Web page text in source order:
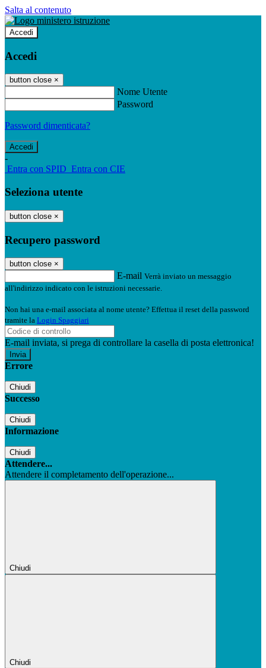
Salta al contenuto
Accedi
Accedi
button close ×
Nome Utente
Password
Password dimenticata?
-
Entra con SPID Entra con CIE
Seleziona utente
button close ×
Recupero password
button close ×
E-mail Verrà inviato un messaggio
all'indirizzo indicato con le istruzioni necessarie.
Non hai una e-mail associata al nome utente? Effettua il reset della password
tramite la Login Spaggiari
E-mail inviata, si prega di controllare la casella di posta elettronica!
Errore
Chiudi
Successo
Chiudi
Informazione
Chiudi
Attendere...
Attendere il completamento dell'operazione...
Chiudi
Chiudi